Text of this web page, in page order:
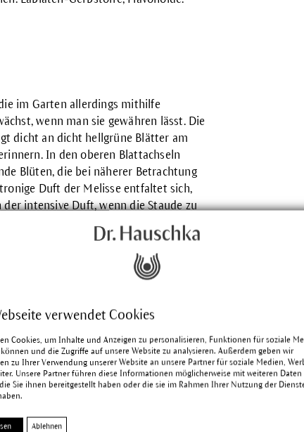
verwendet Cookies
Cookies, um Inhalte und Anzeigen zu personalisieren, Funktionen für soziale
und die Zugriffe auf unsere Website zu analysieren. Außerdem geben wir
zu Ihrer Verwendung unserer Website an unsere Partner für soziale Medien,
Unsere Partner führen diese Informationen möglicherweise mit weiteren Daten
Sie ihnen bereitgestellt haben oder die sie im Rahmen Ihrer Nutzung der
Ablehnen
im Garten allerdings mithilfe
wenn man sie gewähren lässt. Die
dicht an dicht hellgrüne Blätter am
In den oberen Blattachseln
Blüten, die bei näherer Betrachtung
Duft der Melisse entfaltet sich,
intensive Duft, wenn die Staude zu
ab und beschreibt trefflich
Melissen vor die Bienenstöcke und
wobei auch Irrtümer, wie ihr Einsatz
Richtig lag hingegen der griechische
als Klistier bei Darmstörungen.